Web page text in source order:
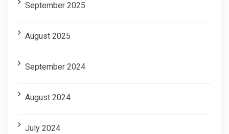
September 2025
August 2025
September 2024
August 2024
July 2024